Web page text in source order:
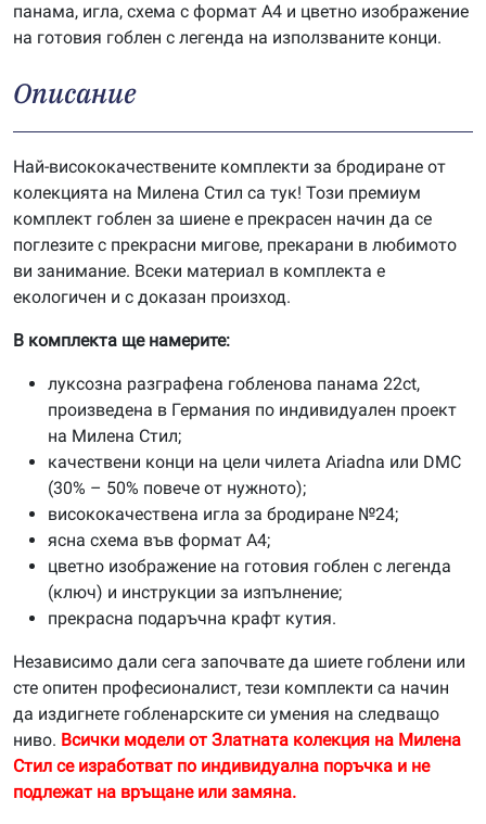
панама, игла, схема с формат А4 и цветно изображение
на готовия гоблен с легенда на използваните конци.
Описание
Най-висококачествените комплекти за бродиране от
колекцията на Милена Стил са тук! Този премиум
комплект гоблен за шиене е прекрасен начин да се
поглезите с прекрасни мигове, прекарани в любимото
ви занимание. Всеки материал в комплекта е
екологичен и с доказан произход.
В комплекта ще намерите:
луксозна разграфена гобленова панама 22ct,
произведена в Германия по индивидуален проект
на Милена Стил;
качествени конци на цели чилета Ariadna или DMC
(30% – 50% повече от нужното);
висококачествена игла за бродиране №24;
ясна схема във формат А4;
цветно изображение на готовия гоблен с легенда
(ключ) и инструкции за изпълнение;
прекрасна подаръчна крафт кутия.
Независимо дали сега започвате да шиете гоблени или
сте опитен професионалист, тези комплекти са начин
да издигнете гобленарските си умения на следващо
ниво. Всички модели от Златната колекция на Милена
Стил се изработват по индивидуална поръчка и не
подлежат на връщане или замяна.